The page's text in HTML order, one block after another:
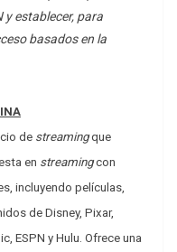
y establecer, para
basados en la
de streamingque
en streamingcon
incluyendo películas,
de Disney, Pixar,
ESPN y Hulu. Ofrece una